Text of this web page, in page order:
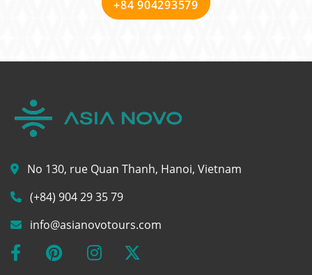
+84 904293579
No 130, rue Quan Thanh, Hanoi, Vietnam
(+84) 904 29 35 79
info@asianovotours.com